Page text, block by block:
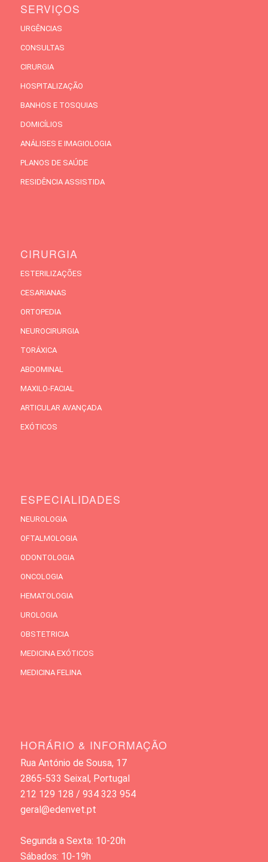
SERVIÇOS
URGÊNCIAS
CONSULTAS
CIRURGIA
HOSPITALIZAÇÃO
BANHOS E TOSQUIAS
DOMICÍLIOS
ANÁLISES E IMAGIOLOGIA
PLANOS DE SAÚDE
RESIDÊNCIA ASSISTIDA
CIRURGIA
ESTERILIZAÇÕES
CESARIANAS
ORTOPEDIA
NEUROCIRURGIA
TORÁXICA
ABDOMINAL
MAXILO-FACIAL
ARTICULAR AVANÇADA
EXÓTICOS
ESPECIALIDADES
NEUROLOGIA
OFTALMOLOGIA
ODONTOLOGIA
ONCOLOGIA
HEMATOLOGIA
UROLOGIA
OBSTETRICIA
MEDICINA EXÓTICOS
MEDICINA FELINA
HORÁRIO & INFORMAÇÃO
Rua António de Sousa, 17
2865-533 Seixal, Portugal
212 129 128 / 934 323 954
geral@edenvet.pt
Segunda a Sexta: 10-20h
Sábados: 10-19h